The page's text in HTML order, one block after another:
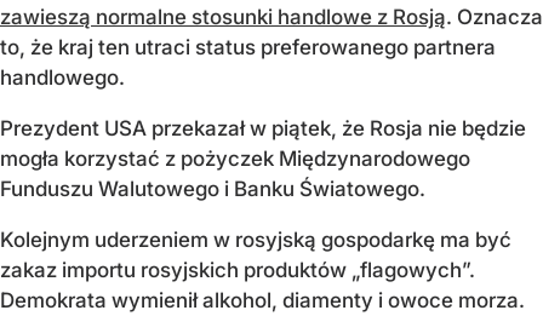
zawieszą normalne stosunki handlowe z Rosją. Oznacza
to, że kraj ten utraci status preferowanego partnera
handlowego.
Prezydent USA przekazał w piątek, że Rosja nie będzie
mogła korzystać z pożyczek Międzynarodowego
Funduszu Walutowego i Banku Światowego.
Kolejnym uderzeniem w rosyjską gospodarkę ma być
zakaz importu rosyjskich produktów „flagowych”.
Demokrata wymienił alkohol, diamenty i owoce morza.